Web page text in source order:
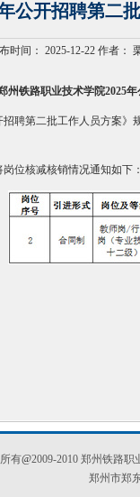
公开招聘第二
时间： 2025-12-22 作者：
州铁路职业技术学院2025
聘第二批工作人员方案
位核减核销情况通知如下
有@2009-2010 郑州铁路
郑州市郑东